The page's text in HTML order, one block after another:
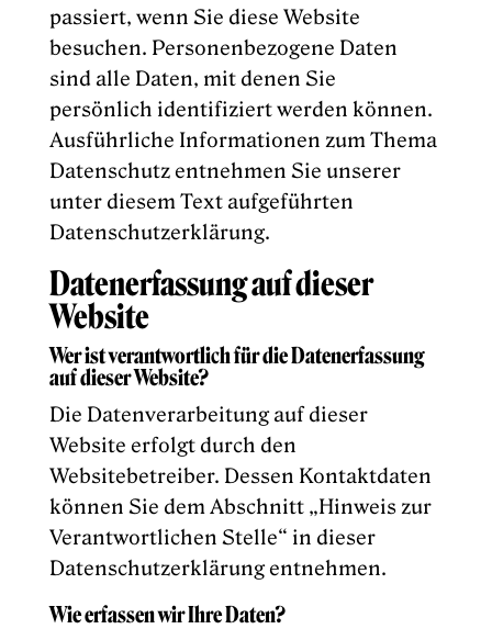
passiert, wenn Sie diese Website
besuchen. Personenbezogene Daten
sind alle Daten, mit denen Sie
persönlich identifiziert werden können.
Ausführliche Informationen zum Thema
Datenschutz entnehmen Sie unserer
unter diesem Text aufgeführten
Datenschutzerklärung.
Datenerfassung auf dieser
Website
Wer ist verantwortlich für die Datenerfassung
auf dieser Website?
Die Datenverarbeitung auf dieser
Website erfolgt durch den
Websitebetreiber. Dessen Kontaktdaten
können Sie dem Abschnitt „Hinweis zur
Verantwortlichen Stelle“ in dieser
Datenschutzerklärung entnehmen.
Wie erfassen wir Ihre Daten?